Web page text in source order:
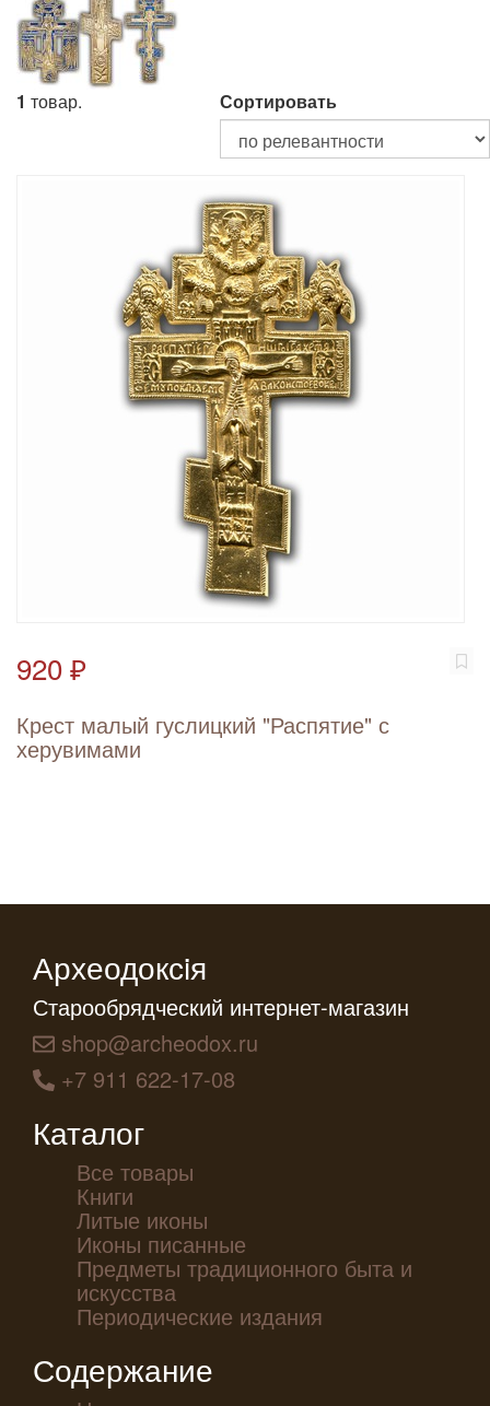
1 товар. Сортировать
920 ₽
Крест малый гуслицкий "Распятие" с
херувимами
Археодоксiя
Старообрядческий интернет-магазин
shop@archeodox.ru
+7 911 622-17-08
Каталог
Все товары
Книги
Литые иконы
Иконы писанные
Предметы традиционного быта и
искусства
Периодические издания
Содержание